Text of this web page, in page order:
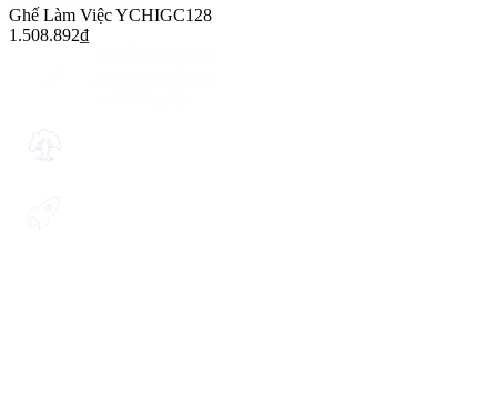
Ghế Làm Việc YCHIGC128
1.508.892₫